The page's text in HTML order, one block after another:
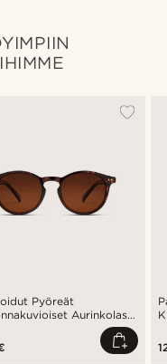
Pyöreät
Aurinkolasit